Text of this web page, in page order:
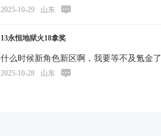
2025-10-29 山东
13永恒地狱火18拿奖
什么时候新角色新区啊，我要等不及氪金了
2025-10-28 山东